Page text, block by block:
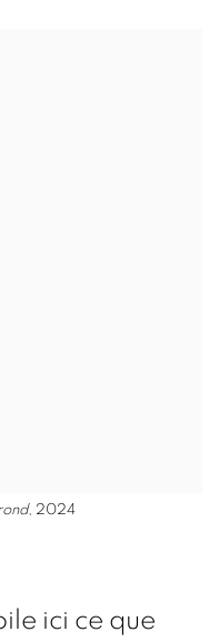
, 2024
ici ce que